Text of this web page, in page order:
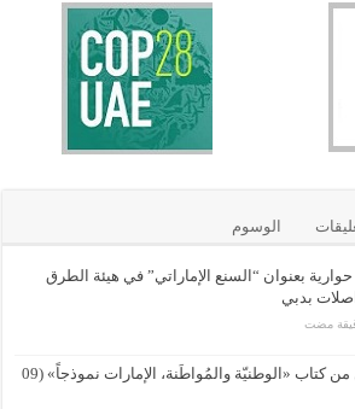
الوسوم
بعنوان “السنع الإماراتي” في هيئة الطرق
بدبي
فصول من كتاب «الوطنيّة والمُواطَنة، الإمارات نموذجاً» (09